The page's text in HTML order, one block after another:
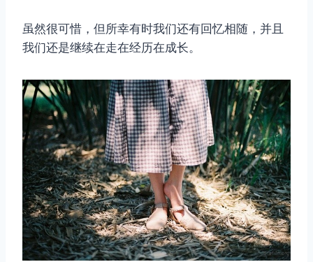
虽然很可惜，但所幸有时我们还有回忆相随，并且
我们还是继续在走在经历在成长。